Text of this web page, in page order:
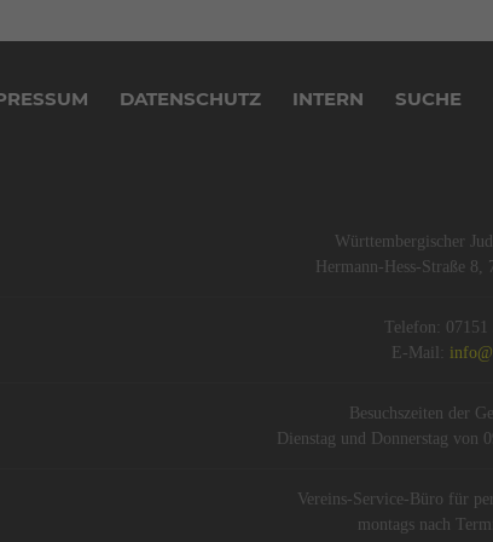
DATENSCHUTZ INTERN SUCHE
Württembergischer
Hermann-Hess-Straße
Telefon: 07151
E-Mail:
Besuchszeiten der
Dienstag und Donnerstag von
Vereins-Service-Büro für
montags nach